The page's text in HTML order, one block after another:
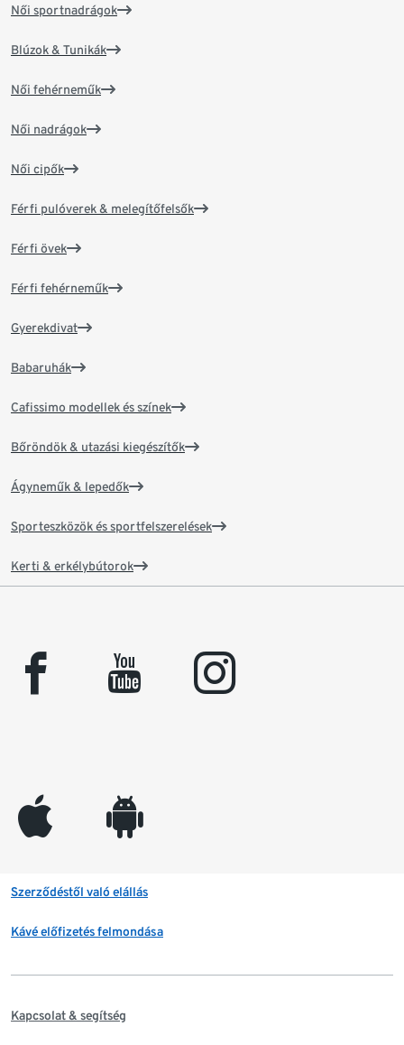
Női sportnadrágok
Blúzok & Tunikák
Női fehérneműk
Női nadrágok
Női cipők
Férfi pulóverek & melegítőfelsők
Férfi övek
Férfi fehérneműk
Gyerekdivat
Babaruhák
Cafissimo modellek és színek
Bőröndök & utazási kiegészítők
Ágyneműk & lepedők
Sporteszközök és sportfelszerelések
Kerti & erkélybútorok
facebook youtube instagram
appleinc android
Szerződéstől való elállás
Kávé előfizetés felmondása
Kapcsolat & segítség